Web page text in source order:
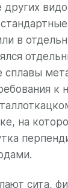
в
сплавы
к
на
сита,